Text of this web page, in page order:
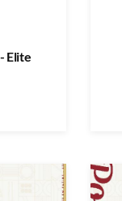
Elite